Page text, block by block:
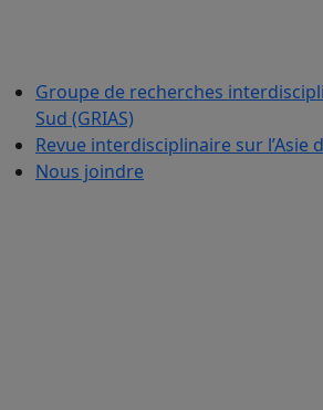
Groupe de recherches
Sud (GRIAS)
Revue interdisciplinaire sur l’Asie
Nous joindre